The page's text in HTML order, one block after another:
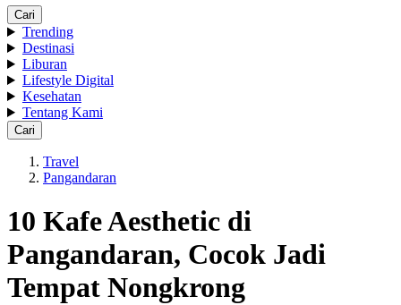
Cari
Trending
Destinasi
Liburan
Lifestyle Digital
Kesehatan
Tentang Kami
Cari
Travel
Pangandaran
10 Kafe Aesthetic di
Pangandaran, Cocok Jadi
Tempat Nongkrong